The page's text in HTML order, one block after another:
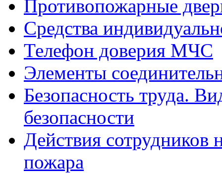
Противопожарные
Средства
Телефон доверия МЧС
Элементы
Безопасность труда.
безопасности
Действия сотрудников
пожара